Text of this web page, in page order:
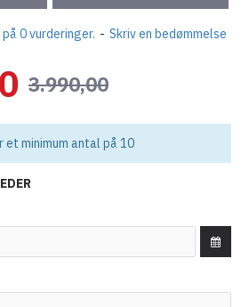
0 vurderinger. - Skriv en bedømmelse
3.990,00
et minimum antal på 10